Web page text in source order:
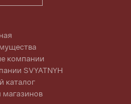
компании
SVYATNYH
каталог
магазинов